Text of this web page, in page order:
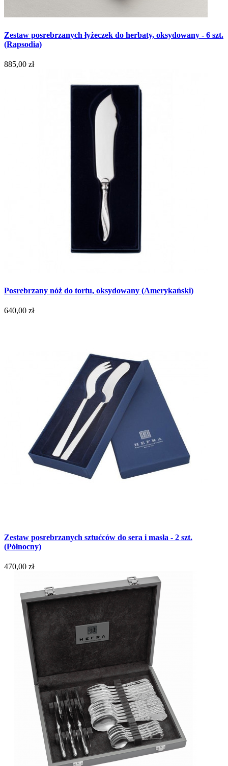
Zestaw posrebrzanych łyżeczek do herbaty, oksydowany - 6 szt.
(Rapsodia)
885,00 zł
Posrebrzany nóż do tortu, oksydowany (Amerykański)
640,00 zł
Zestaw posrebrzanych sztućców do sera i masła - 2 szt.
(Północny)
470,00 zł